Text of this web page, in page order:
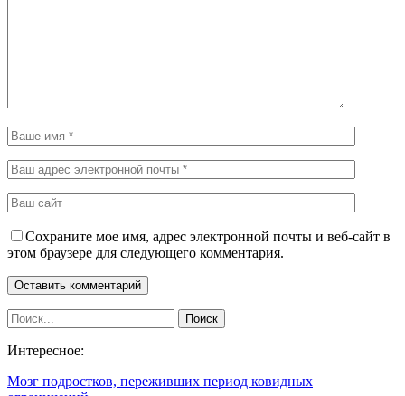
Сохраните мое имя, адрес электронной почты и веб-сайт в
этом браузере для следующего комментария.
Интересное:
Мозг подростков, переживших период ковидных